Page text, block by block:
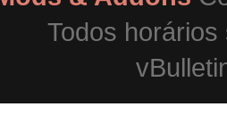
Todos